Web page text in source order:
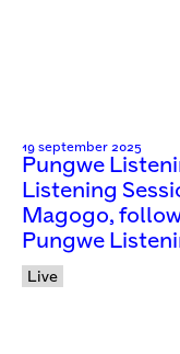
19 september 2025
Pungwe
Listening
Magogo,
Pungwe
Live